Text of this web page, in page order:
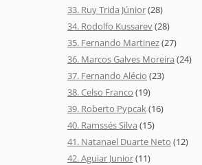
33. Ruy Trida Júnior(28)
34. Rodolfo Kussarev(28)
35. Fernando Martinez(27)
36. Marcos Galves Moreira (24)
37. Fernando Alécio (23)
38. Celso Franco (19)
39. Roberto Pypcak(16)
40. Ramssés Silva (15)
41. Natanael Duarte Neto (12)
42. Aguiar Junior(11)